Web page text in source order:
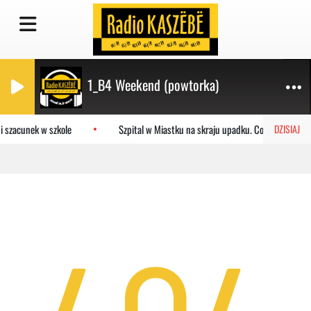
1_B4 Weekend (powtorka)
DZISIAJ
w szkole Szpital w Miastku na skraju upadku. Co czeka